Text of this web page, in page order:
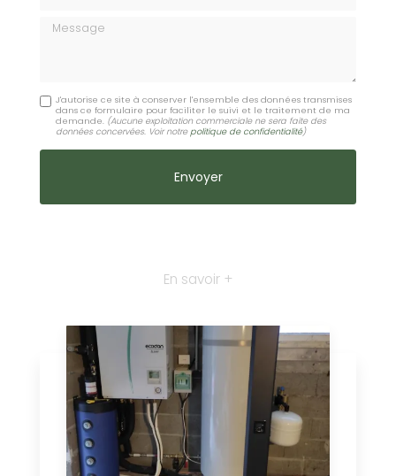
Message
J'autorise ce site à conserver l'ensemble des données transmises
dans ce formulaire pour faciliter le suivi et le traitement de ma
demande. (Aucune exploitation commerciale ne sera faite des
données concervées. Voir notre politique de confidentialité)
En savoir +